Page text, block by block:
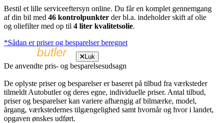
Bestil et lille serviceeftersyn online. Du får en komplet gennemgang
af din bil med 46 kontrolpunkter der bl.a. indeholder skift af olie
og oliefilter med op til 4 liter kvalitetsolie.
*Sådan er priser og besparelser beregnet
Luk
De anvendte pris- og besparelsesudsagn
De oplyste priser og besparelser er baseret på tilbud fra værksteder
tilmeldt Autobutler og deres egne, individuelle priser. Antal tilbud,
priser og besparelser kan variere afhængig af bilmærke, model,
årgang, værkstedernes tilgængelighed samt hvornår og hvor i landet,
opgaven ønskes udført.